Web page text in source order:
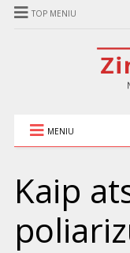
TOP MENIU
MENIU
Kaip